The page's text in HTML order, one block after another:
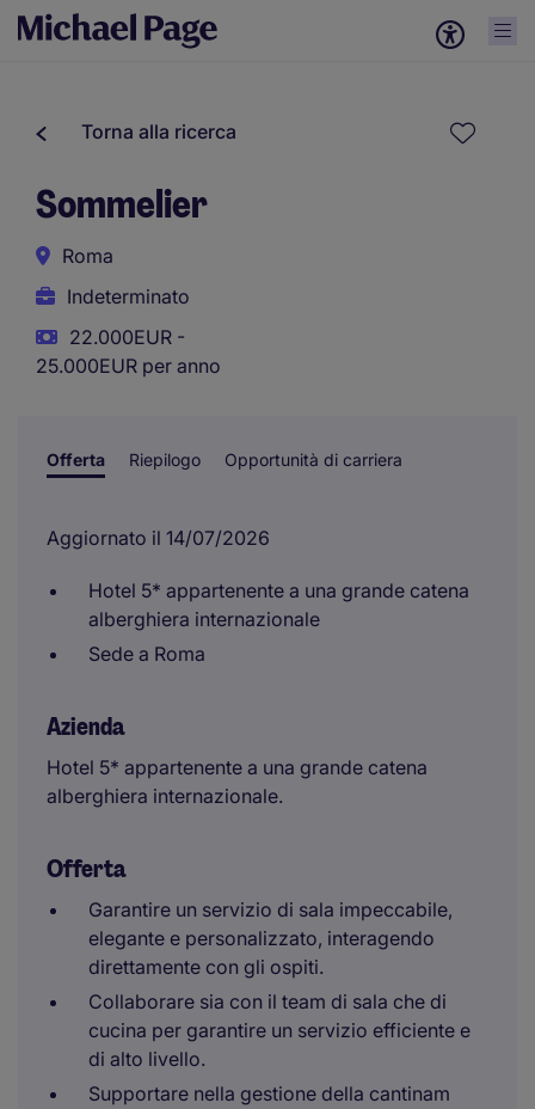
Torna alla ricerca
Sommelier
Roma
Indeterminato
22.000EUR -
25.000EUR per anno
Offerta Riepilogo Opportunità di carriera
Aggiornato il 14/07/2026
Hotel 5* appartenente a una grande catena
alberghiera internazionale
Sede a Roma
Azienda
Hotel 5* appartenente a una grande catena
alberghiera internazionale.
Offerta
Garantire un servizio di sala impeccabile,
elegante e personalizzato, interagendo
direttamente con gli ospiti.
Collaborare sia con il team di sala che di
cucina per garantire un servizio efficiente e
di alto livello.
Supportare nella gestione della cantinam